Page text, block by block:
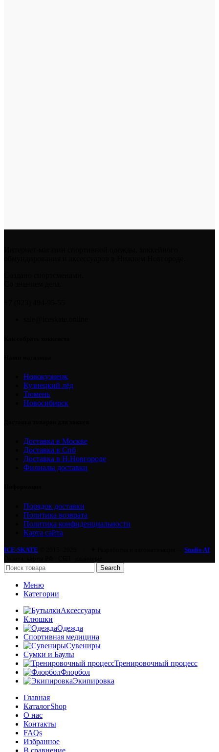
Новокузнецк
Кузнецкий лёд
Тюмень
Новосибирск
Доставка в Москве
Доставка в Спб
Доставка в Н.Новгороде
Филиалы доставки
Порядок доставки
Политика возврата
Политика конфиденциальности
Карта сайта
ICE-SKATE
Studio AI
Search
Меню
Категории
Аксессуары
Клюшки
Одежда
Спортивная медицина
Сувениры
Сумки и Баулы
Тренировочный процесс
Флорбол
Экипировка
Главная
КаталогShop
О нас
Контакты
FAQs
Избранное
В сравнение